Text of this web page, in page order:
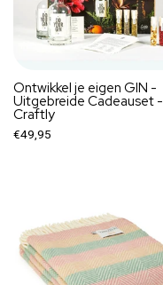
Ontwikkel je eigen GIN -
Uitgebreide Cadeauset -
Craftly
€49,95